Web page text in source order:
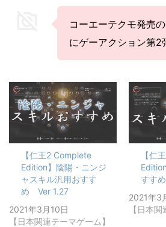
コーエーテクモ発売
にゲーアクション第2
【仁王2 Complete
Edition】陰陽・ニンジ
ャスキル汎用おすす
め Ver 1.27
2021年3月10日
【日本関連テーマゲーム】
【仁
すす
2021年3
【日本